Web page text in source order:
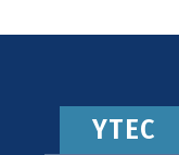
Suspendisse
YTEC